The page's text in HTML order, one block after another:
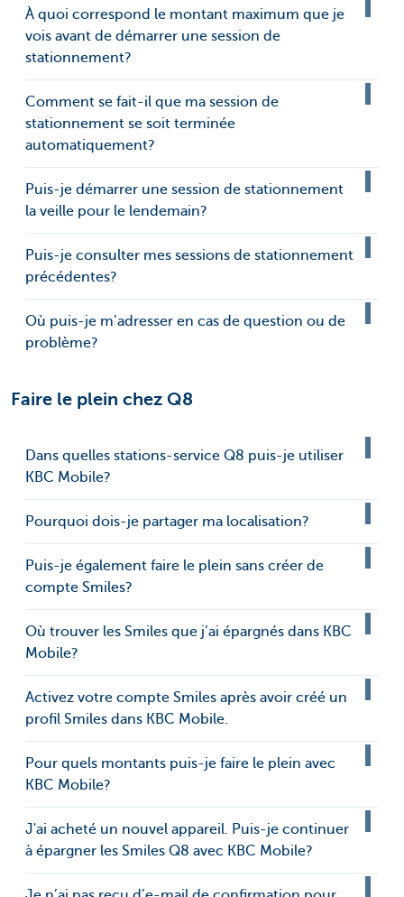
À quoi correspond le montant maximum que je
vois avant de démarrer une session de
stationnement?
Comment se fait-il que ma session de
stationnement se soit terminée
automatiquement?
Puis-je démarrer une session de stationnement
la veille pour le lendemain?
Puis-je consulter mes sessions de stationnement
précédentes?
Où puis-je m’adresser en cas de question ou de
problème?
Faire le plein chez Q8
Dans quelles stations-service Q8 puis-je utiliser
KBC Mobile?
Pourquoi dois-je partager ma localisation?
Puis-je également faire le plein sans créer de
compte Smiles?
Où trouver les Smiles que j’ai épargnés dans KBC
Mobile?
Activez votre compte Smiles après avoir créé un
profil Smiles dans KBC Mobile.
Pour quels montants puis-je faire le plein avec
KBC Mobile?
J'ai acheté un nouvel appareil. Puis-je continuer
à épargner les Smiles Q8 avec KBC Mobile?